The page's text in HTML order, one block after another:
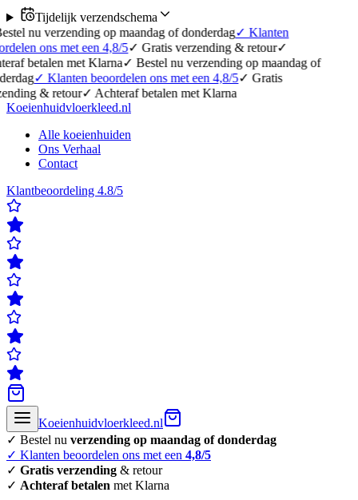
Tijdelijk verzendschema
op maandag of donderdag✓Klanten
met een 4,8/5✓Gratis verzending & retour✓
met Klarna✓Bestel nu verzending op maandag of
beoordelen ons met een 4,8/5✓Gratis
✓ Achteraf betalen met Klarna
Koeienhuidvloerkleed.nl
Alle koeienhuiden
Ons Verhaal
Contact
Klantbeoordeling 4.8/5
Koeienhuidvloerkleed.nl
✓ Bestel nu verzending op maandag of donderdag
✓ Klanten beoordelen ons met een 4,8/5
✓ Gratis verzending & retour
✓ Achteraf betalen met Klarna